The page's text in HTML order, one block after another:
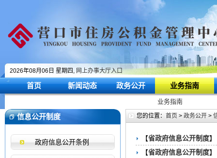
2026年08月06日 星期四, 网上办事大厅入口
首页 新闻动态 政务公开 业务指南
业务指南
信息公开制度
政府信息公开条例
您的位置： 首页 > 政务公开 >
【省政府信息公开制度
【省政府信息公开制度